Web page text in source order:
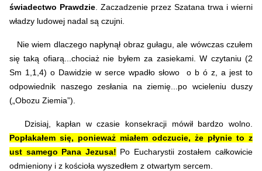
świadectwo Prawdzie . Zaczadzenie przez Szatana trwa i wierni
władzy ludowej nadal są czujni.
Nie wiem dlaczego napłynął obraz gułagu, ale wówczas czułem
się taką ofiarą...chociaż nie byłem za zasiekami. W czytaniu (2
Sm 1,1,4) o Dawidzie w serce wpadło słowo o b ó z, a jest to
odpowiednik naszego zesłania na ziemię...po wcieleniu duszy
(„Obozu Ziemia”).
Dzisiaj, kapłan w czasie konsekracji mówił bardzo wolno.
Popłakałem się, ponieważ miałem odczucie, że płynie to z
ust samego Pana Jezusa! Po Eucharystii zostałem całkowicie
odmieniony i z kościoła wyszedłem z otwartym sercem.